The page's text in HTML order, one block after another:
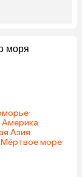
моря
·
Америка·
Азия·
Мёртвое море·